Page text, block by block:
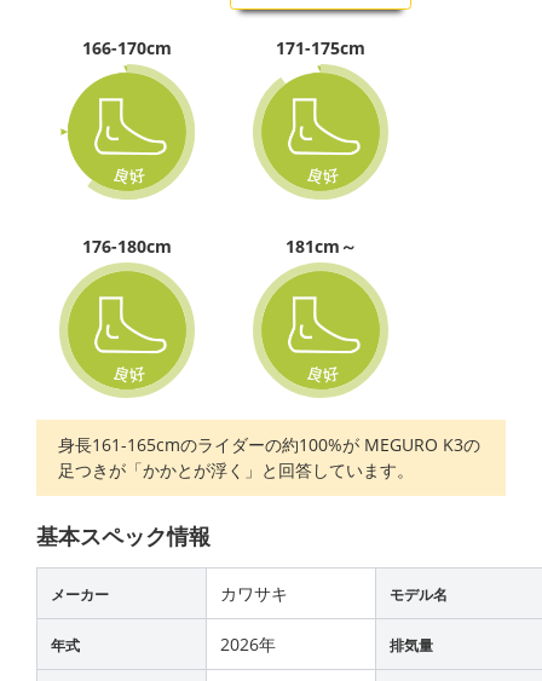
166-170cm 171-175cm
176-180cm 181cm～
身長161-165cmのライダーの約100%が MEGURO K3の
足つきが「かかとが浮く」と回答しています。
基本スペック情報
メーカー カワサキ モデル名
年式 2026年 排気量